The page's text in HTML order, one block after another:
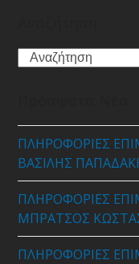
Search
ΠΛΗΡΟΦΟΡΙΕΣ
ΒΑΣΙΛΗΣ
ΠΛΗΡΟΦΟΡΙΕΣ
ΜΠΡΑΤΣΟΣ
ΠΛΗΡΟΦΟΡΙΕΣ